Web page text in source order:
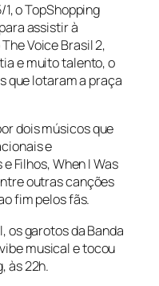
o TopShopping
assistir à
Voice Brasil 2,
e muito talento, o
que lotaram a praça
dois músicos que
e
Filhos, When I Was
outras canções
fim pelos fãs.
os garotos da Banda
vibemusical e tocou
às 22h.